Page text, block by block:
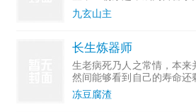
行之路。故事，从李家被迫
九玄山主
长生炼器师
生老病死乃人之常情，本来
然间能够看到自己的寿命还
好我炼器就能获得寿元，那
【成功炼制凡品兵器：精
冻豆腐渣